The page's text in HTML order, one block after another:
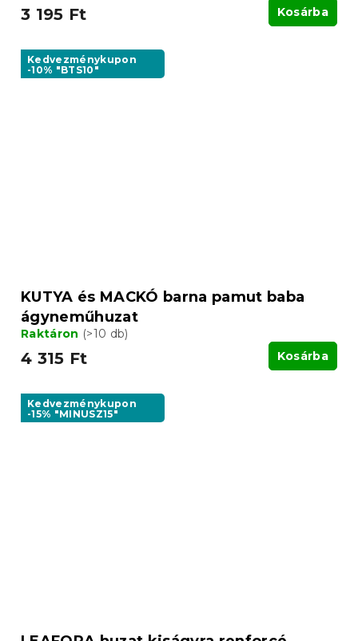
3 195 Ft Kosárba
Kedvezménykupon
-10% "BTS10"
KUTYA és MACKÓ barna pamut baba
ágyneműhuzat
Raktáron (>10 db)
4 315 Ft Kosárba
Kedvezménykupon
-15% "MINUSZ15"